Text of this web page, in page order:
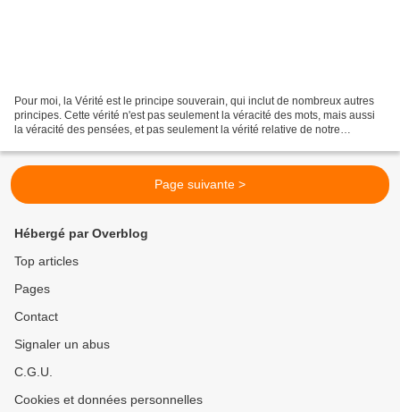
Pour moi, la Vérité est le principe souverain, qui inclut de nombreux autres
principes. Cette vérité n'est pas seulement la véracité des mots, mais aussi
la véracité des pensées, et pas seulement la vérité relative de notre
Page suivante >
Hébergé par Overblog
Top articles
Pages
Contact
Signaler un abus
C.G.U.
Cookies et données personnelles